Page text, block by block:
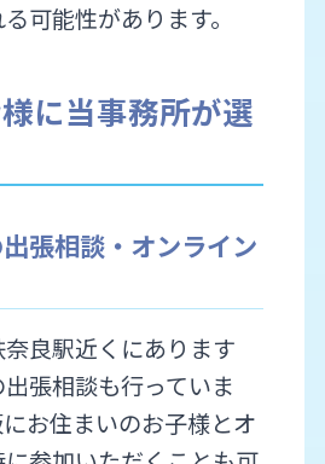
可能性があります。
に当事務所が選
張相談・オンライン
良駅近くにあります
張相談も行っていま
お住まいのお子様とオ